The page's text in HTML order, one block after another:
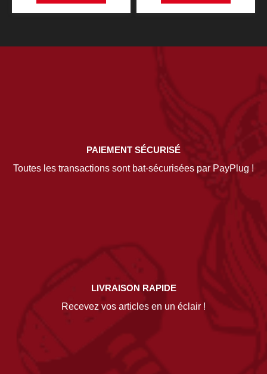
PAIEMENT SÉCURISÉ
Toutes les transactions sont bat-sécurisées par PayPlug !
LIVRAISON RAPIDE
Recevez vos articles en un éclair !